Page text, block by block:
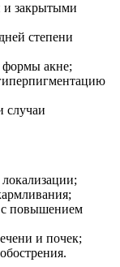
закрытыми
степени
формы акне;
случаи
с повышением
и почек;